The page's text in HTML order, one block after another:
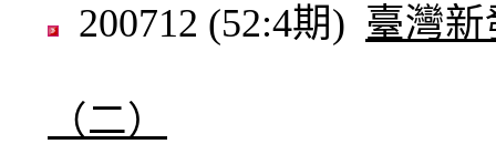
200712 (52:4期) 臺灣
（二）